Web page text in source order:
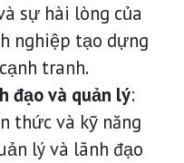
sự hài lòng của
nghiệp tạo dựng
tranh.
đạo và quản lý:
thức và kỹ năng
lý và lãnh đạo